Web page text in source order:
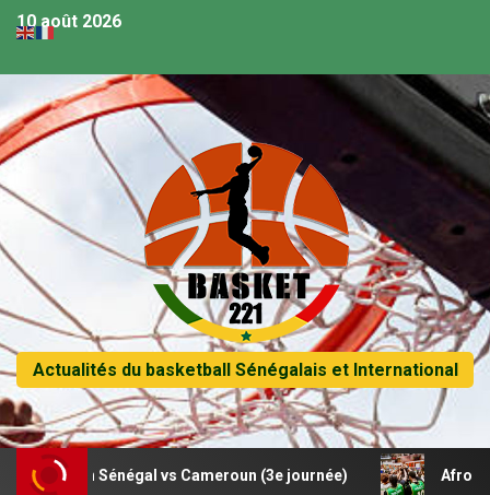
10 août 2026
Actualités du basketball Sénégalais et International
Sénégal vs Cameroun (3e journée) Afrobasket